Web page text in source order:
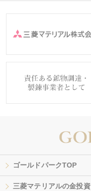
ゴールドパークTOP
三菱マテリアルの金投資